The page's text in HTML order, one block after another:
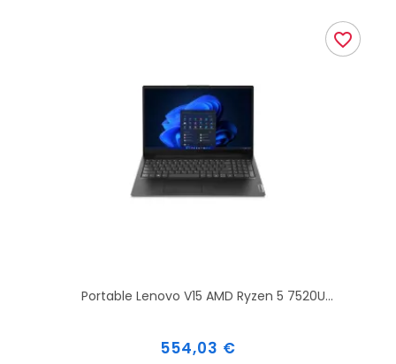
Portable Lenovo V15 AMD Ryzen 5 7520U...
Prix
554,03 €
favorite_border